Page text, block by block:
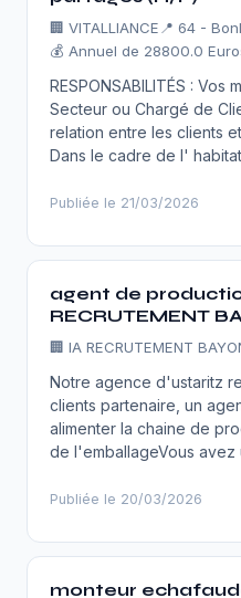
🏢 VITALLIANCE 📍 64 -
💰 Annuel de 28800.0
RESPONSABILITÉS : Vos
Secteur ou Chargé de
relation entre les clients
Dans le cadre de l'
Publiée le 21/03/2026
agent de
RECRUTEMENT
🏢 IA RECRUTEMENT
Notre agence d'ustaritz
clients partenaire, un
alimenter la chaine de
de l'emballageVous
Publiée le 20/03/2026
monteur